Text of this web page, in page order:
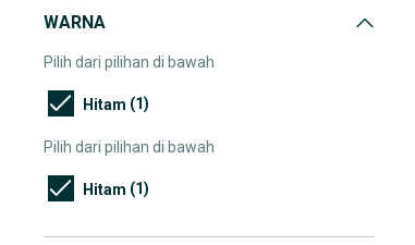
WARNA
Pilih dari pilihan di bawah
Hitam (1)
Pilih dari pilihan di bawah
Hitam (1)